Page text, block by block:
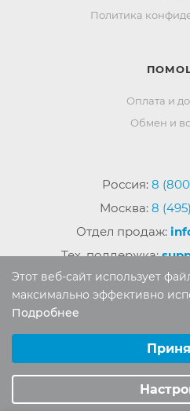
Политика
Оплата и
Обмен и
Россия: 8
Москва: 8
Отдел продаж:
Тех. поддержка:
материалов сайта без
Этот веб-сайт использует
максимально эффективно
Подробнее
Аналитические/